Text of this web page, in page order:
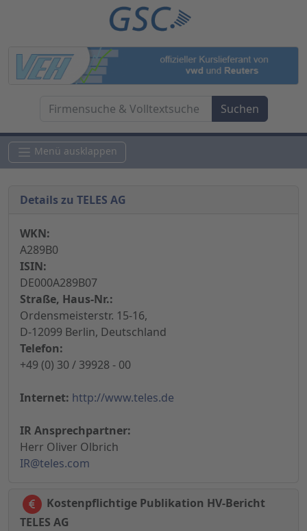
Menü ausklappen
Details zu TELES AG
WKN:
A289B0
ISIN:
DE000A289B07
Straße, Haus-Nr.:
Ordensmeisterstr. 15-16,
D-12099 Berlin, Deutschland
Telefon:
+49 (0) 30 / 39928 - 00
Internet: http://www.teles.de
IR Ansprechpartner:
Herr Oliver Olbrich
IR@teles.com
Kostenpflichtige Publikation HV-Bericht
TELES AG